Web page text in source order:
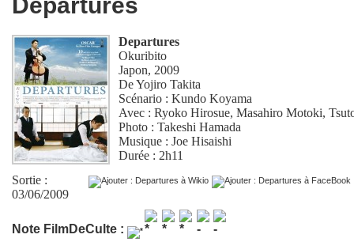
Departures
Okuribito
Japon, 2009
DeYojiro Takita
Scénario :Kundo Koyama
Avec :Ryoko Hirosue,Masahiro Motoki,
Photo :Takeshi Hamada
Musique :Joe Hisaishi
Durée : 2h11
Sortie :
03/06/2009
Note FilmDeCulte :